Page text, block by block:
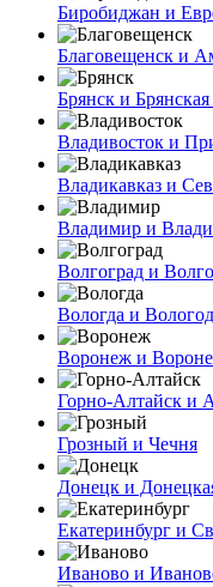
Биробиджан и
Благовещенск и
Брянск и Брянская
Владивосток и
Владикавказ и
Владимир и
Волгоград и
Вологда и
Воронеж и
Горно-Алтайск и
Грозный и Чечня
Донецк и
Екатеринбург и
Иваново и